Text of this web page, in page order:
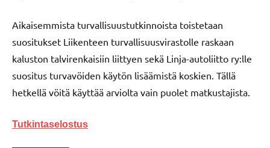
Aikaisemmista turvallisuustutkinnoista toistetaan
suositukset Liikenteen turvallisuusvirastolle raskaan
kaluston talvirenkaisiin liittyen sekä Linja-autoliitto ry:lle
suositus turvavöiden käytön lisäämistä koskien. Tällä
hetkellä vöitä käyttää arviolta vain puolet matkustajista.
Tutkintaselostus